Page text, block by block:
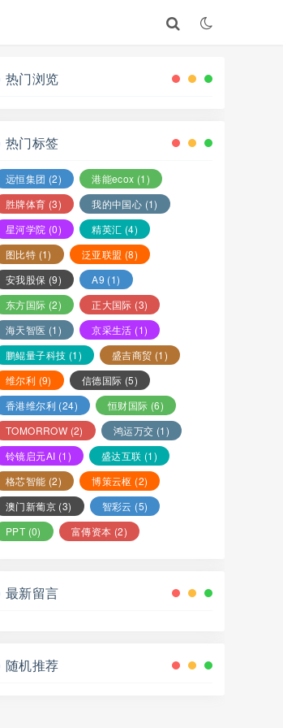
热门浏览
热门标签
远恒集团 (2) 港能ecox (1)
胜牌体育 (3) 我的中国心 (1)
星河学院 (0) 精英汇 (4)
图比特 (1) 泛亚联盟 (8)
安我股保 (9) A9 (1)
东方国际 (2) 正大国际 (3)
海天智医 (1) 京采生活 (1)
鹏鲲量子科技 (1) 盛吉商贸 (1)
维尔利 (9) 信德国际 (5)
香港维尔利 (24) 恒财国际 (6)
TOMORROW (2) 鸿运万交 (1)
铃镜启元AI (1) 盛达互联 (1)
格芯智能 (2) 博策云枢 (2)
澳门新葡京 (3) 智彩云 (5)
PPT (0) 富傳资本 (2)
最新留言
随机推荐